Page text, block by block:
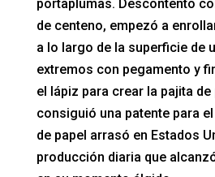
portaplumas. Descontento
de centeno, empezó a
a lo largo de la superficie de
extremos con pegamento y
el lápiz para crear la pajita
consiguió una patente para
de papel arrasó en Estados
producción diaria que